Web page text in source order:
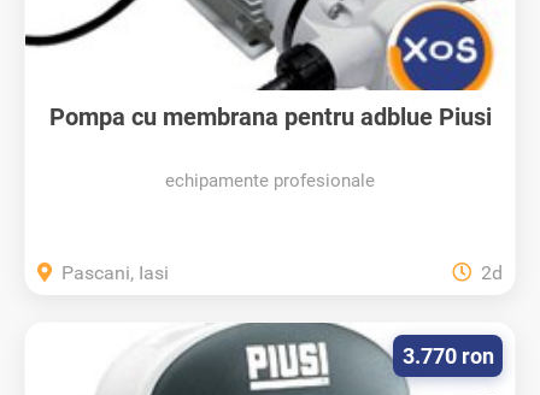
Pompa cu membrana pentru adblue Piusi
echipamente profesionale
Pascani, Iasi 2d
3.770 ron